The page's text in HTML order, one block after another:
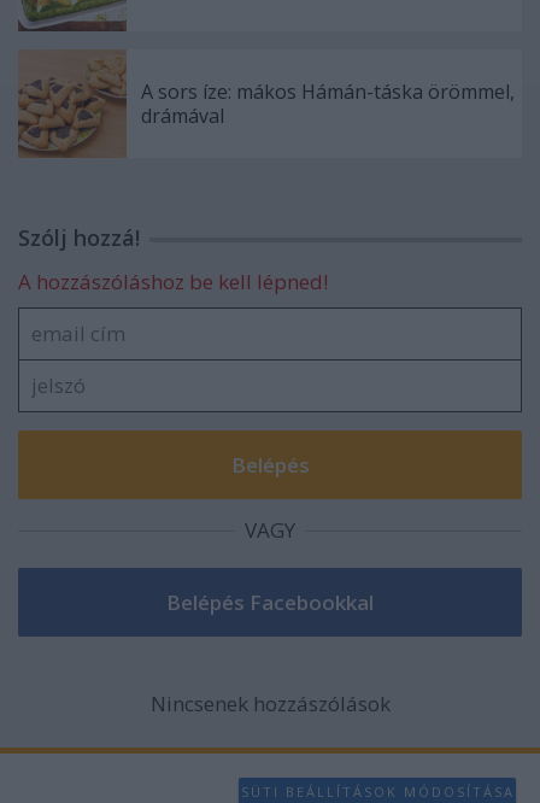
A sors íze: mákos Hámán-táska örömmel,
drámával
Szólj hozzá!
A hozzászóláshoz be kell lépned!
VAGY
Nincsenek hozzászólások
SÜTI BEÁLLÍTÁSOK MÓDOSÍTÁSA